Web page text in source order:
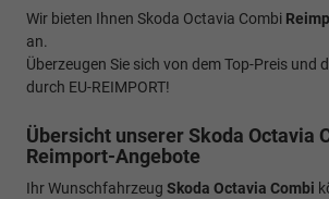
Wir bieten Ihnen Skoda Octavia Combi
an.
Überzeugen Sie sich von dem Top-Preis und
durch EU-REIMPORT!
Übersicht unserer Skoda Octavia
Reimport-Angebote
Ihr Wunschfahrzeug Skoda Octavia Combi